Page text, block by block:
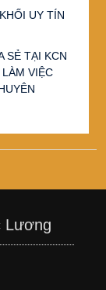
UY TÍN
SẺ TẠI KCN
VIỆC
Lương